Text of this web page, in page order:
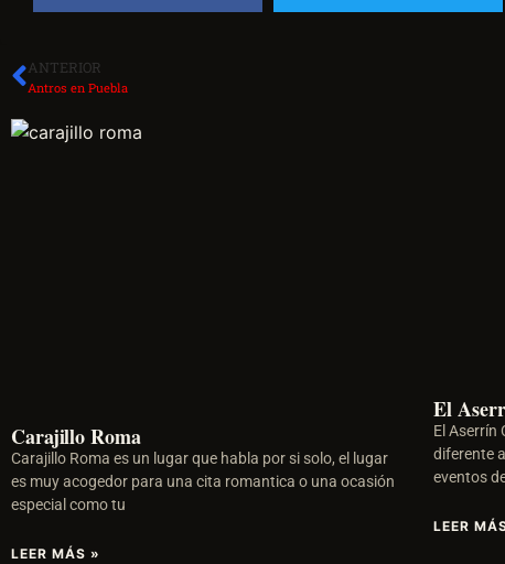
ANTERIOR
Antros en Puebla
Carajillo Roma
Carajillo Roma es un lugar que habla por si solo, el lugar
es muy acogedor para una cita romantica o una ocasión
especial como tu
LEER MÁS »
El
El Aserrín
diferente
eventos
LEER